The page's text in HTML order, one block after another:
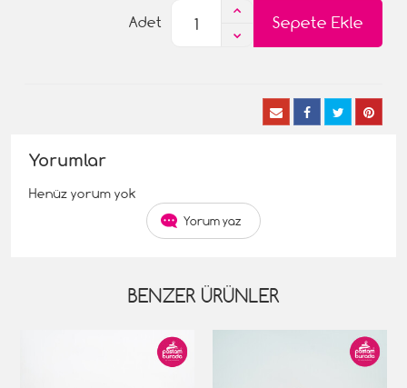
Sepete Ekle
Adet
Yorumlar
Henüz yorum yok
Yorum yaz
BENZER ÜRÜNLER